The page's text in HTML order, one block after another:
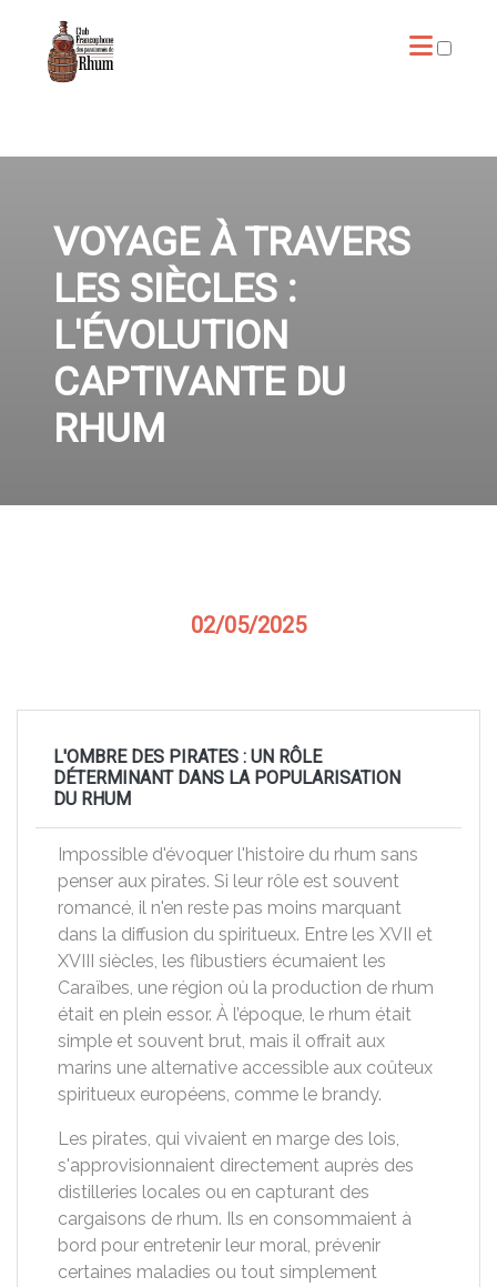
VOYAGE À TRAVERS
LES SIÈCLES :
L'ÉVOLUTION
CAPTIVANTE DU
RHUM
02/05/2025
L'OMBRE DES PIRATES : UN RÔLE
DÉTERMINANT DANS LA POPULARISATION
DU RHUM
Impossible d'évoquer l'histoire du rhum sans
penser aux pirates. Si leur rôle est souvent
romancé, il n'en reste pas moins marquant
dans la diffusion du spiritueux. Entre les XVII et
XVIII siècles, les flibustiers écumaient les
Caraïbes, une région où la production de rhum
était en plein essor. À l’époque, le rhum était
simple et souvent brut, mais il offrait aux
marins une alternative accessible aux coûteux
spiritueux européens, comme le brandy.
Les pirates, qui vivaient en marge des lois,
s'approvisionnaient directement auprès des
distilleries locales ou en capturant des
cargaisons de rhum. Ils en consommaient à
bord pour entretenir leur moral, prévenir
certaines maladies ou tout simplement